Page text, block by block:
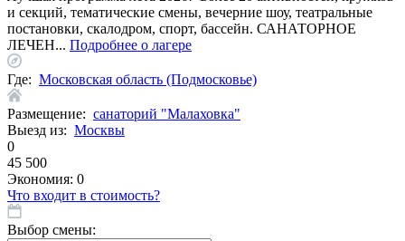
и секций, тематические смены, вечерние шоу, театральные
постановки, скалодром, спорт, бассейн. САНАТОРНОЕ
ЛЕЧЕН... Подробнее о лагере
Где: Московская область (Подмосковье)
Размещение: санаторий "Малаховка"
Выезд из: Москвы
0
45 500
Экономия: 0
Что входит в стоимость?
Выбор смены: